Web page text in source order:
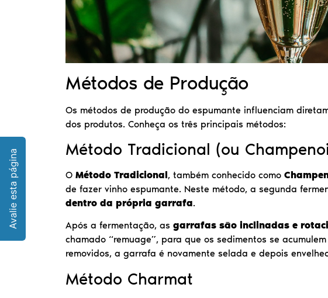
Métodos de Produção
Os métodos de produção do espumante influenciam
dos produtos. Conheça os três principais métodos:
Método Tradicional (ou
O Método Tradicional, também conhecido como
de fazer vinho espumante. Neste método, a segunda
dentro da própria garrafa.
Após a fermentação, as garrafas são inclinadas e
chamado “remuage”, para que os sedimentos se
removidos, a garrafa é novamente selada e depois
Método Charmat